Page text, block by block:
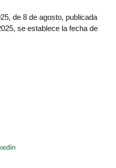
de 8 de agosto, publicada
se establece la fecha de